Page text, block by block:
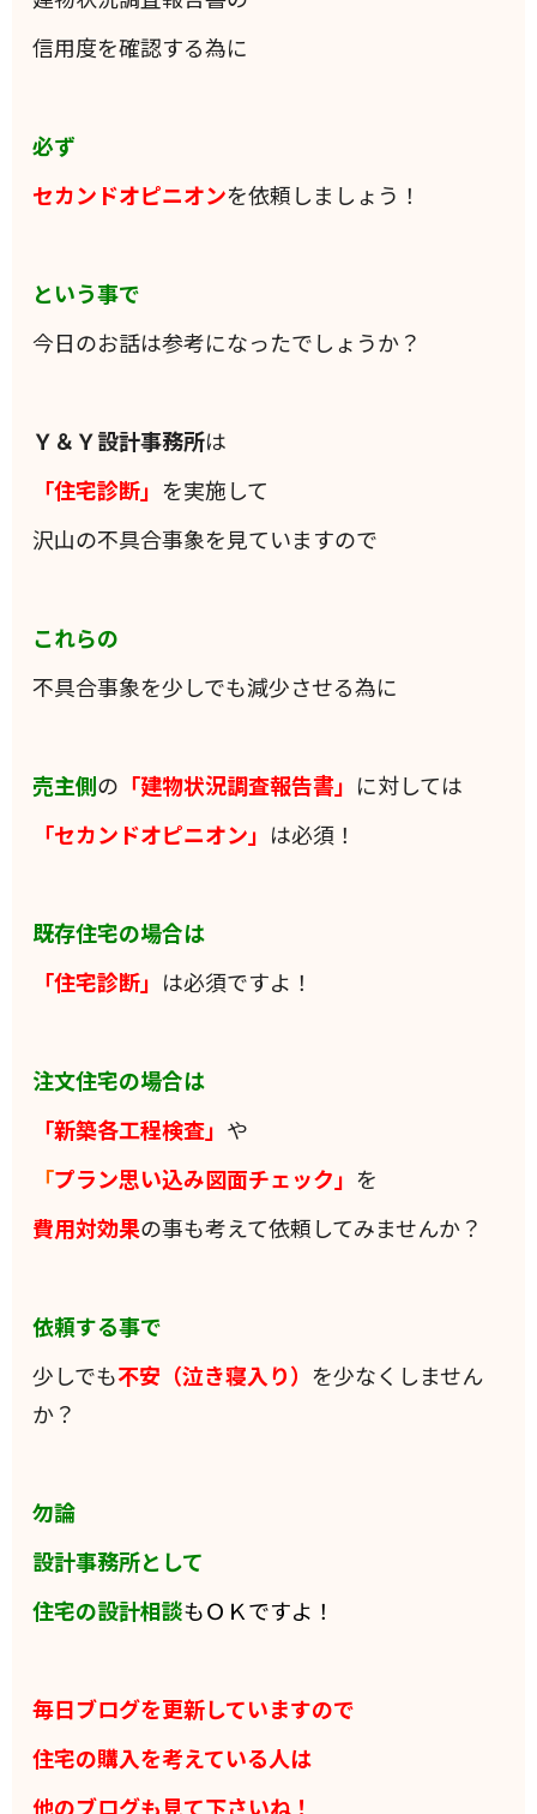
信用度を確認する為に
必ず
セカンドオピニオンを依頼しましょう！
という事で
今日のお話は参考になったでしょうか？
Ｙ＆Ｙ設計事務所は
「住宅診断」 を実施して
沢山の不具合事象を見ていますので
これらの
不具合事象を少しでも減少させる為に
売主側の 「建物状況調査報告書」 に対しては
「セカンドオピニオン」 は必須！
既存住宅の場合は
「住宅診断」 は必須ですよ！
注文住宅の場合は
「新築各工程検査」 や
「プラン思い込み図面チェック」 を
費用対効果の事も考えて依頼してみませんか？
依頼する事で
少しでも不安（泣き寝入り） を少なくしません
か？
勿論
設計事務所として
住宅の設計相談もＯＫですよ！
毎日ブログを更新していますので
住宅の購入を考えている人は
他のブログも見て下さいね！